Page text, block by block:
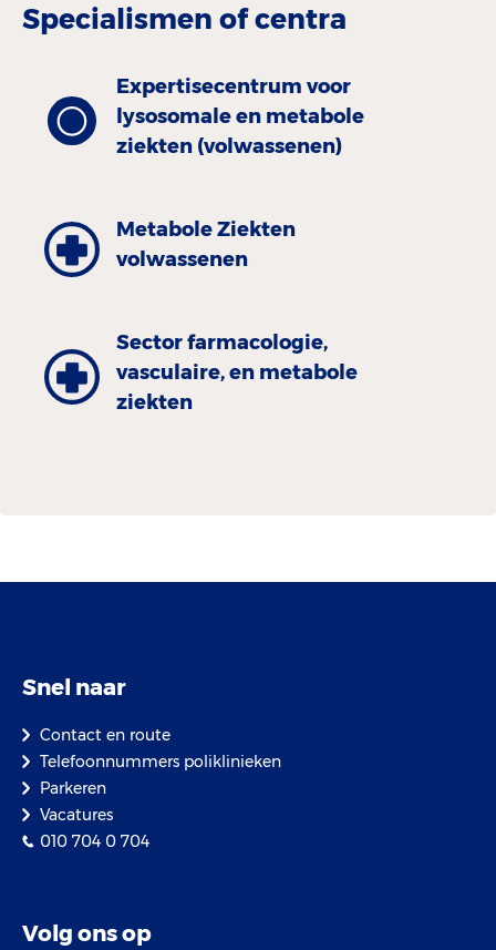
Specialismen of centra
Expertisecentrum voor
lysosomale en metabole
ziekten (volwassenen)
Metabole Ziekten
volwassenen
Sector farmacologie,
vasculaire, en metabole
ziekten
Snel naar
Contact en route
Telefoonnummers poliklinieken
Parkeren
Vacatures
010 704 0 704
Volg ons op